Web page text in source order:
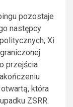
pozostaje
następcy
Xi
przejścia
która
ZSRR.